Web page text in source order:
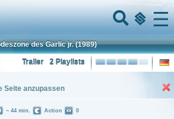
Menu
des Garlic jr. (1989)
2 Playlists
Trailer
Seite anzupassen
~ 44 min. Action 0